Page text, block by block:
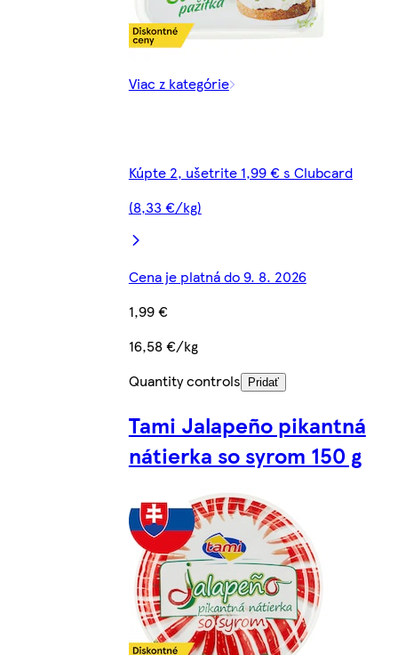
Viac z kategórie
Kúpte 2, ušetrite 1,99 € s Clubcard
(8,33 €/kg)
Cena je platná do 9. 8. 2026
1,99 €
16,58 €/kg
Quantity controls
Pridať
Tami Jalapeño pikantná
nátierka so syrom 150 g